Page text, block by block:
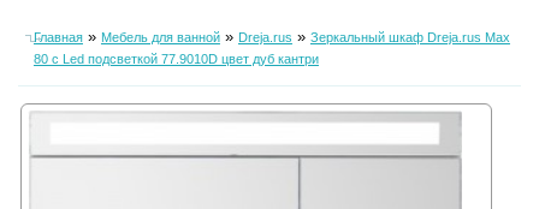
Главная» Мебель для ванной» Dreja.rus » Зеркальный шкаф Dreja.rus Max
80 с Led подсветкой 77.9010D цвет дуб кантри